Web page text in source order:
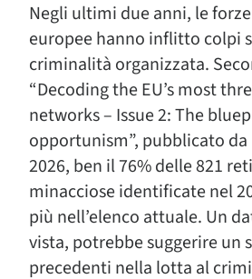
Negli ultimi due anni, le
europee hanno inflitto colpi
criminalità organizzata.
“Decoding the EU’s most
networks – Issue 2: The
opportunism”, pubblicato
2026, ben il 76% delle 821
minacciose identificate nel
più nell’elenco attuale. Un
vista, potrebbe suggerire un
precedenti nella lotta al